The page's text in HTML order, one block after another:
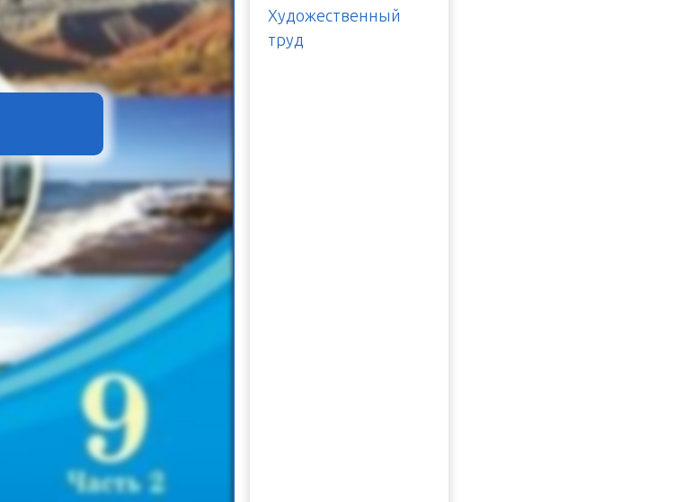
Художественный
труд